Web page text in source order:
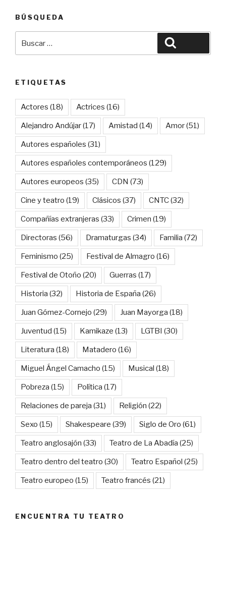
BÚSQUEDA
por:
ETIQUETAS
Actores (18) Actrices (16)
Alejandro Andújar(17) Amistad (14) Amor(51)
Autores españoles (31)
Autores españoles contemporáneos (129)
Autores europeos (35) CDN (73)
Cine y teatro (19) Clásicos (37) CNTC(32)
Compañías extranjeras (33) Crimen (19)
Directoras (56) Dramaturgas (34) Familia (72)
Feminismo (25) Festival de Almagro (16)
Festival de Otoño (20) Guerras (17)
Historia (32) Historia de España (26)
Juan Gómez-Cornejo (29) Juan Mayorga (18)
Juventud (15) Kamikaze (13) LGTBI (30)
Literatura (18) Matadero (16)
Miguel Ángel Camacho (15) Musical (18)
Pobreza (15) Política (17)
Relaciones de pareja (31) Religión (22)
Sexo (15) Shakespeare (39) Siglo de Oro (61)
Teatro anglosajón (33) Teatro de La Abadía (25)
Teatro dentro del teatro (30) Teatro Español (25)
Teatro europeo (15) Teatro francés (21)
ENCUENTRA TU TEATRO